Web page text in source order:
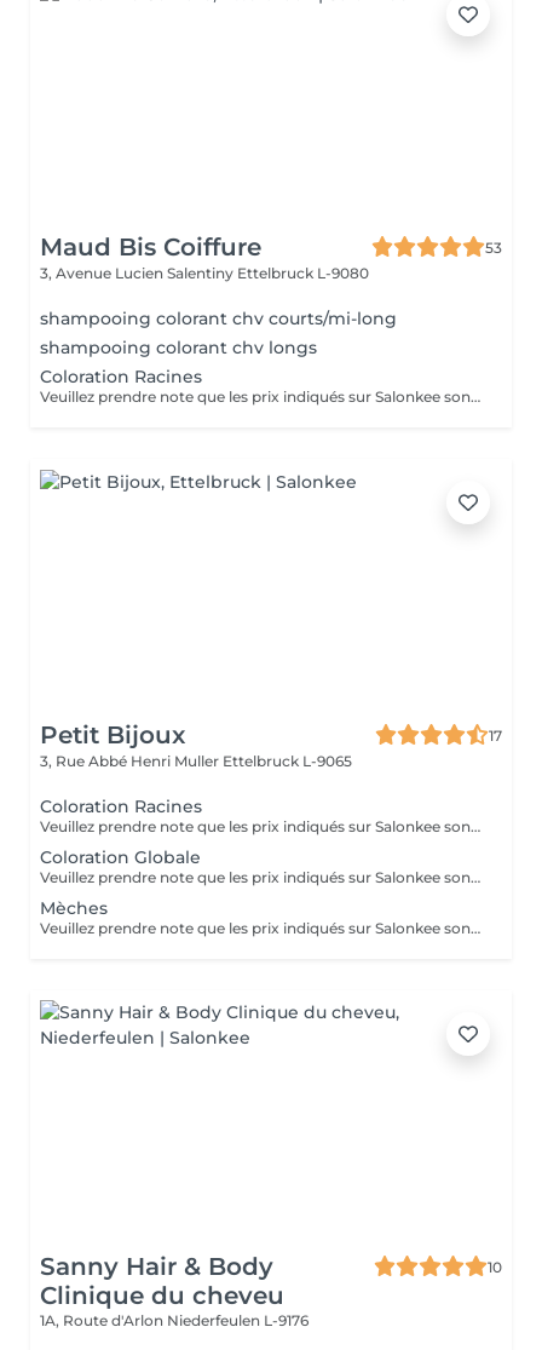
Maud Bis Coiffure
53
3, Avenue Lucien Salentiny Ettelbruck L-9080
shampooing colorant chv courts/mi-long
shampooing colorant chv longs
Coloration Racines
Veuillez prendre note que les prix indiqués sur Salonkee sont communiqués à titre informatif et s'entendent de base. Ces derniers sont susceptibles de varier selon le diagnostic réalisé à votre arrivée au salon et l'expertise du professionnel à qui vous confiez votre beauté. Dans tous les cas, un devis précis vous sera proposé et toutes réalisations de prestations seront effectuées avec votre accord. Un grand merci d'avance pour votre compréhension. Au plaisir de vous recevoir très vite.
Petit Bijoux
17
3, Rue Abbé Henri Muller Ettelbruck L-9065
Coloration Racines
Veuillez prendre note que les prix indiqués sur Salonkee sont communiqués à titre informatif et s'entendent de base. Ces derniers sont susceptibles de varier selon le diagnostic réalisé à votre arrivée au salon et l'expertise du professionnel à qui vous confiez votre beauté. Dans tous les cas, un devis précis vous sera proposé et toutes réalisations de prestations seront effectuées avec votre accord. Un grand merci d'avance pour votre compréhension. Au plaisir de vous recevoir très vite.
Coloration Globale
Veuillez prendre note que les prix indiqués sur Salonkee sont communiqués à titre informatif et s'entendent de base. Ces derniers sont susceptibles de varier selon le diagnostic réalisé à votre arrivée au salon et l'expertise du professionnel à qui vous confiez votre beauté. Dans tous les cas, un devis précis vous sera proposé et toutes réalisations de prestations seront effectuées avec votre accord. Un grand merci d'avance pour votre compréhension. Au plaisir de vous recevoir très vite.
Mèches
Veuillez prendre note que les prix indiqués sur Salonkee sont communiqués à titre informatif et s'entendent de base. Ces derniers sont susceptibles de varier selon le diagnostic réalisé à votre arrivée au salon et l'expertise du professionnel à qui vous confiez votre beauté. Dans tous les cas, un devis précis vous sera proposé et toutes réalisations de prestations seront effectuées avec votre accord. Un grand merci d'avance pour votre compréhension. Au plaisir de vous recevoir très vite.
Sanny Hair & Body
Clinique du cheveu
10
1A, Route d'Arlon Niederfeulen L-9176